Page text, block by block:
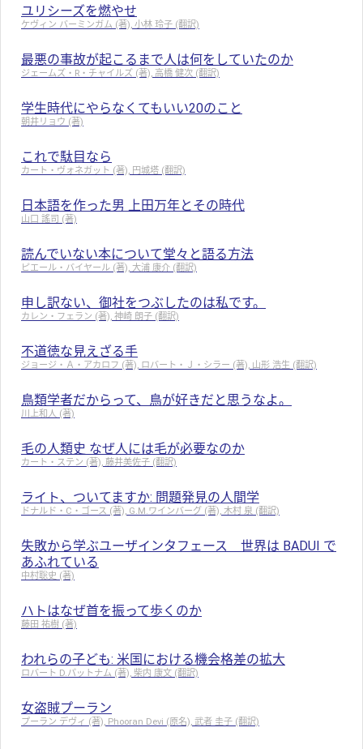
ユリシーズを燃やせ
ケヴィン バーミンガム (著), 小林 玲子 (翻訳)
最悪の事故が起こるまで人は何をしていたのか
ジェームズ・R・チャイルズ (著), 高橋 健次 (翻訳)
学生時代にやらなくてもいい20のこと
朝井リョウ (著)
これで駄目なら
カート・ヴォネガット (著), 円城塔 (翻訳)
日本語を作った男 上田万年とその時代
山口 謠司 (著)
読んでいない本について堂々と語る方法
ピエール・バイヤール (著), 大浦 康介 (翻訳)
申し訳ない、御社をつぶしたのは私です。
カレン・フェラン (著), 神崎 朗子 (翻訳)
不道徳な見えざる手
ジョージ・Ａ・アカロフ (著), ロバート・Ｊ・シラー (著), 山形 浩生 (翻訳)
鳥類学者だからって、鳥が好きだと思うなよ。
川上和人 (著)
毛の人類史 なぜ人には毛が必要なのか
カート・ステン (著), 藤井美佐子 (翻訳)
ライト、ついてますか: 問題発見の人間学
ドナルド・C・ゴース (著), G.M.ワインバーグ (著), 木村 泉 (翻訳)
失敗から学ぶユーザインタフェース 世界は BADUI で
あふれている
中村聡史 (著)
ハトはなぜ首を振って歩くのか
藤田 祐樹 (著)
われらの子ども: 米国における機会格差の拡大
ロバート D.パットナム (著), 柴内 康文 (翻訳)
女盗賊プーラン
プーラン デヴィ (著), Phooran Devi (原名), 武者 圭子 (翻訳)